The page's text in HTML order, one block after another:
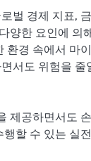
벌 경제 지표,
양한 요인에 의
환경 속에서 마
서도 위험을 줄
제공하면서도
할 수 있는 실